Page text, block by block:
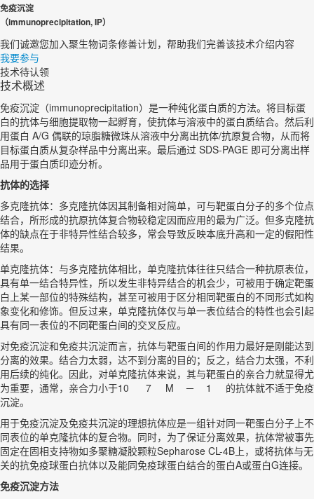
免疫沉淀
（immunoprecipitation, IP）
我们诚邀您加入聚生物词条修善计划，帮助我们完善该技术介绍内容​
我要参与
技术待认领
技术概述
免疫沉淀（immunoprecipitation）是一种纯化蛋白质的方法。将目标蛋
白的抗体与细胞提取物一起孵育，使抗体与溶液中的蛋白质结合。然后利
用蛋白 A/G 偶联的琼脂糖微珠从溶液中分离出抗体/抗原复合物，从而将
目标蛋白质从复杂样品中分离出来。最后通过 SDS-PAGE 即可分离出样
品用于蛋白质印迹分析。
抗体的选择
多克隆抗体：多克隆抗体因其制备相对简单，可与靶蛋白分子的多个位点
结合，所形成的抗原抗体复合物较稳定因而应用的最为广泛。但多克隆抗
体的缺点在于非特异性结合较多，常会导致反映本底升高和一定的假阳性
结果。
单克隆抗体：与多克隆抗体相比，单克隆抗体往往只结合一种抗原表位，
具有单一结合特异性，所以发生非特异结合的机会少，可被用于确定靶蛋
白上某一部位的特殊结构，甚至可被用于区分相同靶蛋白的不同形式如构
象变化和修饰。但反过来，单克隆抗体仅与单一表位结合的特性也会引起
具有同一表位的不同靶蛋白间的交叉反应。
对免疫沉淀和免疫共沉淀而言，抗体与靶蛋白间的作用力最好是刚能达到
分离的效果。结合力太弱，达不到分离的目的；反之，结合力太强，不利
用后续的纯化。因此，对单克隆抗体来说，其与靶蛋白的亲合力就显得尤
为重要，通常，亲合力小于10 7 M － 1 的抗体就不适于免疫
沉淀。
用于免疫沉淀及免疫共沉淀的理想抗体应是一组针对同一靶蛋白分子上不
同表位的单克隆抗体的复合物。同时，为了保证分离效果，抗体常被事先
固定在固相支持物如多聚糖凝胶颗粒Sepharose CL-4B上，或将抗体与无
关的抗免疫球蛋白抗体以及能同免疫球蛋白结合的蛋白A或蛋白G连接。
免疫沉淀方法